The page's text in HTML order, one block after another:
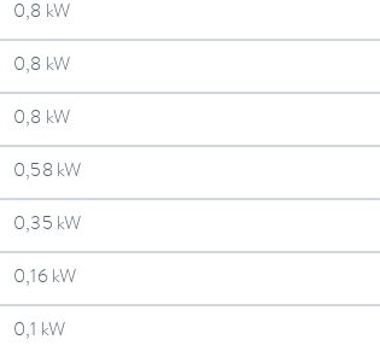
0,8 kW
0,8 kW
0,8 kW
0,58 kW
0,35 kW
0,16 kW
0,1 kW